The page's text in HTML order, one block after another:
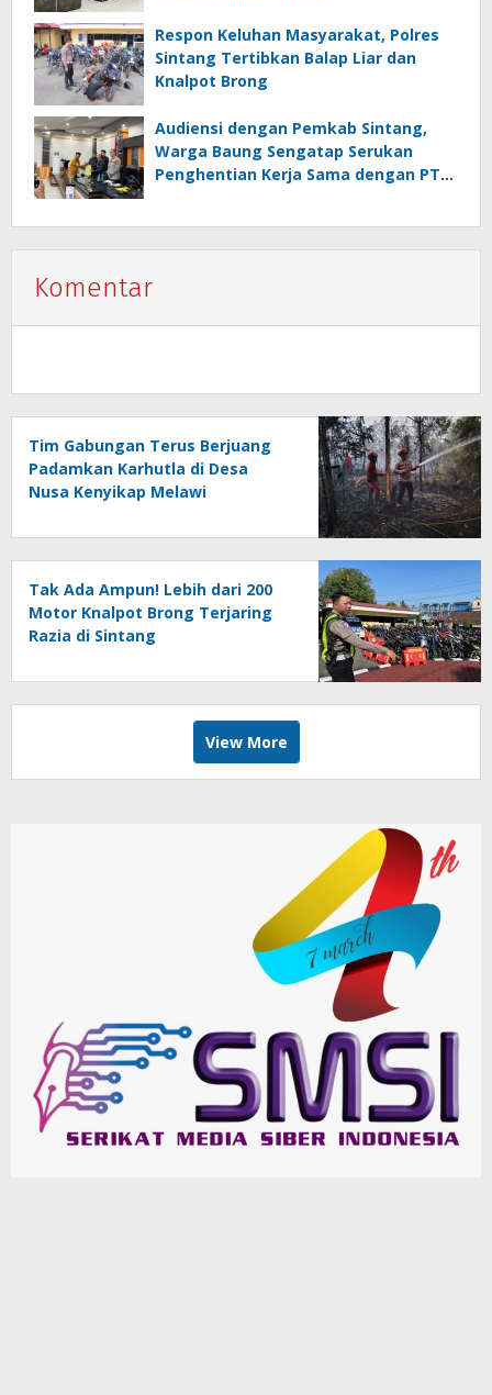
Respon Keluhan Masyarakat, Polres
Sintang Tertibkan Balap Liar dan
Knalpot Brong
Audiensi dengan Pemkab Sintang,
Warga Baung Sengatap Serukan
Penghentian Kerja Sama dengan PT
Komentar
Tim Gabungan Terus Berjuang
Padamkan Karhutla di Desa
Nusa Kenyikap Melawi
Tak Ada Ampun! Lebih dari 200
Motor Knalpot Brong Terjaring
Razia di Sintang
View More